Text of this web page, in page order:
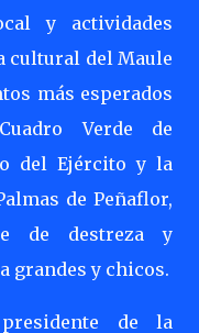
y actividades
cultural del Maule
más esperados
Verde de
del Ejército y la
de Peñaflor,
de destreza y
grandes y chicos.
de la